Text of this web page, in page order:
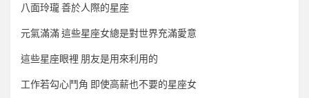
八面玲瓏 善於人際的星座
元氣滿滿 這些星座女總是對世界充滿愛意
這些星座眼裡 朋友是用來利用的
工作若勾心鬥角 即使高薪也不要的星座女